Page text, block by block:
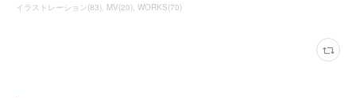
イラストレーション(83) MV(20) WORKS(70)